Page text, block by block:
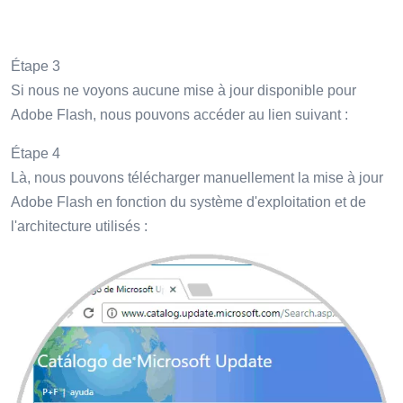
Étape 3
Si nous ne voyons aucune mise à jour disponible pour
Adobe Flash, nous pouvons accéder au lien suivant :
Étape 4
Là, nous pouvons télécharger manuellement la mise à jour
Adobe Flash en fonction du système d'exploitation et de
l'architecture utilisés :